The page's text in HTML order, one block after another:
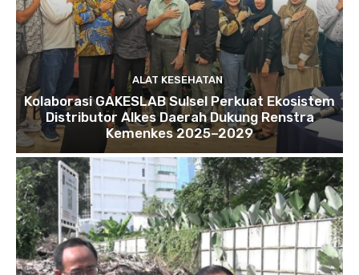
ALAT KESEHATAN
Kolaborasi GAKESLAB Sulsel Perkuat Ekosistem
Distributor Alkes Daerah Dukung Renstra
Kemenkes 2025–2029